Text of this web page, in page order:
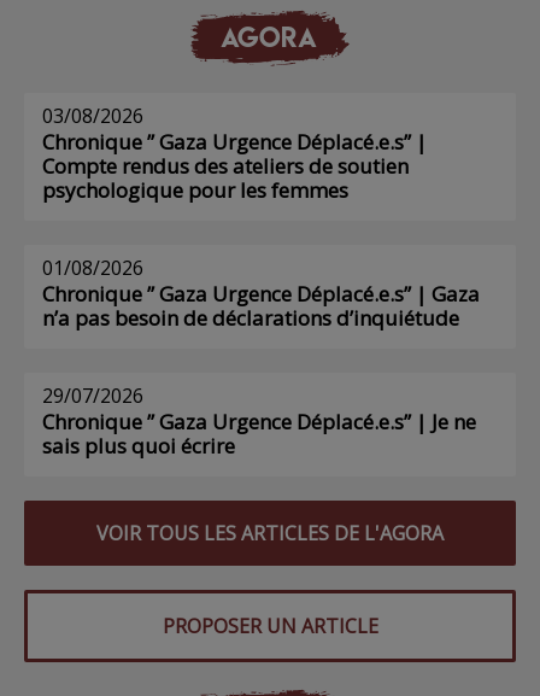
AGORA
03/08/2026
Chronique ” Gaza Urgence Déplacé.e.s” |
Compte rendus des ateliers de soutien
psychologique pour les femmes
01/08/2026
Chronique ” Gaza Urgence Déplacé.e.s” | Gaza
n’a pas besoin de déclarations d’inquiétude
29/07/2026
Chronique ” Gaza Urgence Déplacé.e.s” | Je ne
sais plus quoi écrire
VOIR TOUS LES ARTICLES DE L'AGORA
PROPOSER UN ARTICLE